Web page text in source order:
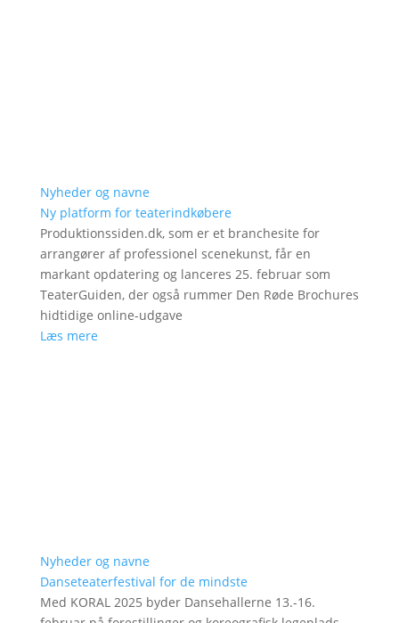
Nyheder og navne
Ny platform for teaterindkøbere
Produktionssiden.dk, som er et branchesite for
arrangører af professionel scenekunst, får en
markant opdatering og lanceres 25. februar som
TeaterGuiden, der også rummer Den Røde Brochures
hidtidige online-udgave
Læs mere
Nyheder og navne
Danseteaterfestival for de mindste
Med KORAL 2025 byder Dansehallerne 13.-16.